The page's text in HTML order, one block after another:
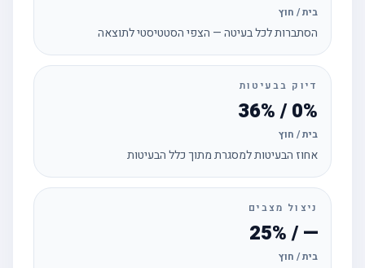
בית / חוץ
הסתברות לכל בעיטה — הצפי הסטטיסטי לתוצאה
דיוק בבעיטות
0% / 36%
בית / חוץ
אחוז הבעיטות למסגרת מתוך כלל הבעיטות
ניצול מצבים
— / 25%
בית / חוץ